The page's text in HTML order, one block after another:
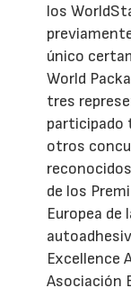
los
único
World
tres
participado
otros
de los
Europea
Excellence
Asociación